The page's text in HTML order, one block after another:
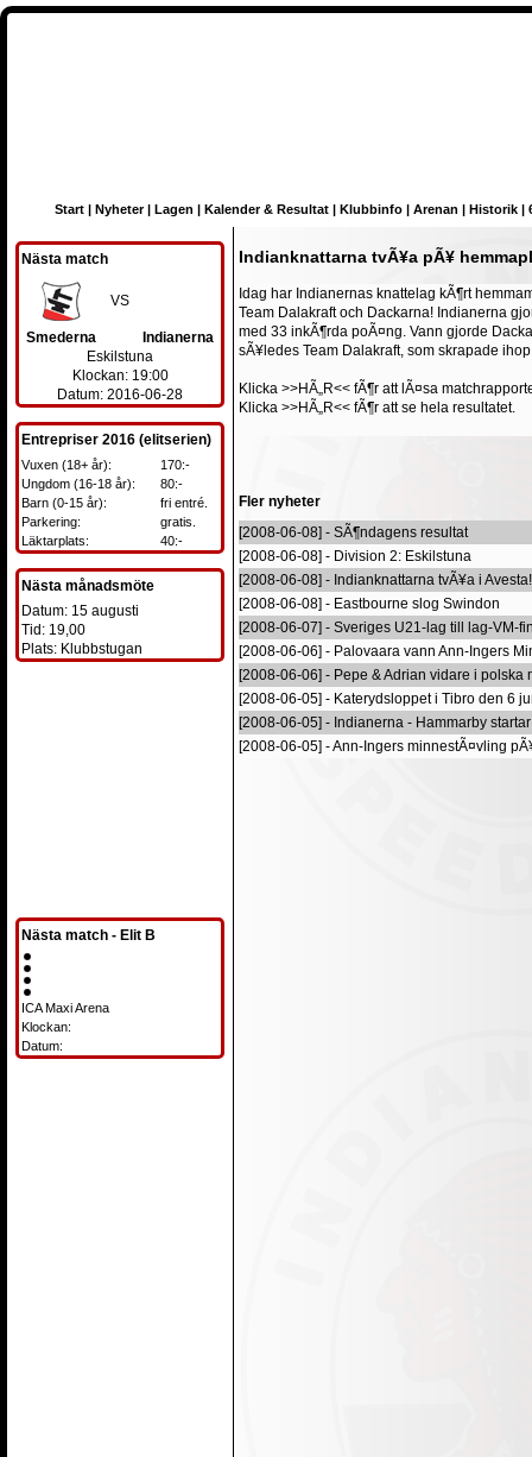
Start | Nyheter| Lagen | Kalender & Resultat | Klubbinfo | Arenan | Historik |
Nästa match
VS
Smederna Indianerna
Eskilstuna
Klockan: 19:00
Datum: 2016-06-28
Entrepriser 2016 (elitserien)
Vuxen (18+ år):
170:-
Ungdom (16-18 år):
80:-
Barn (0-15 år):
fri entré.
Parkering:
gratis.
Läktarplats:
40:-
Nästa månadsmöte
Datum: 15 augusti
Tid: 19,00
Plats: Klubbstugan
Nästa match - Elit B
ICA Maxi Arena
Klockan:
Datum:
Indianknattarna tvÃ¥a pÃ¥
Idag har Indianernas knattelag kÃ¶rt
Team Dalakraft och Dackarna! Indianerna
med 33 inkÃ¶rda poÃ¤ng. Vann gjorde
sÃ¥ledes Team Dalakraft, som skrapade
Klicka >>HÃ„R<< fÃ¶r att lÃ¤sa
Klicka >>HÃ„R<< fÃ¶r att se hela resultatet.
Fler nyheter
[2008-06-08] - SÃ¶ndagens resultat
[2008-06-08] - Division 2: Eskilstuna
[2008-06-08] - Indianknattarna tvÃ¥a i Avesta!
[2008-06-08] - Eastbourne slog Swindon
[2008-06-07] - Sveriges U21-lag till lag-VM-
[2008-06-06] - Palovaara vann Ann-Ingers
[2008-06-06] - Pepe & Adrian vidare i polska
[2008-06-05] - Katerydsloppet i Tibro den 6
[2008-06-05] - Indianerna - Hammarby
[2008-06-05] - Ann-Ingers minnestÃ¤vling